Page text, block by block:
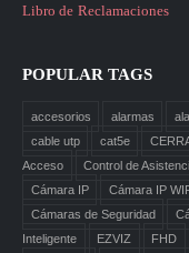
Libro de Reclamaciones
POPULAR TAGS
accesorios alarmas
cable utp
cat5e
Acceso
Control de
Cámara IP
Cámara IP
Cámaras de Seguridad
Inteligente
EZVIZ FHD